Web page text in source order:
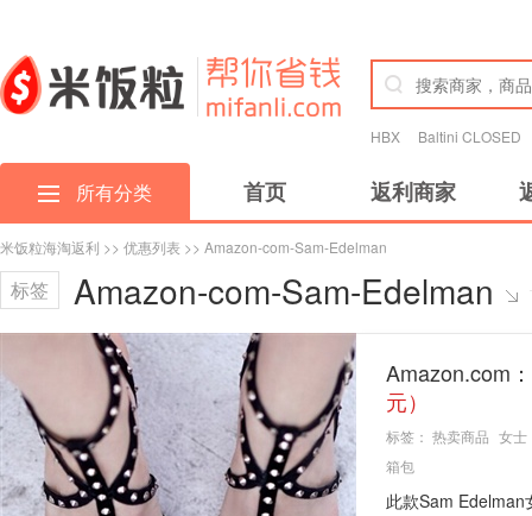
HBX Baltini CLOSED
所有分类 首页 返利商家
米饭粒海淘返利 >> 优惠列表 >> Amazon-com-Sam-Edelman
标签 Amazon-com-Sam-Edelman
Amazon.com
元）
标签： 热卖商品 女士
箱包
此款Sam Edelman